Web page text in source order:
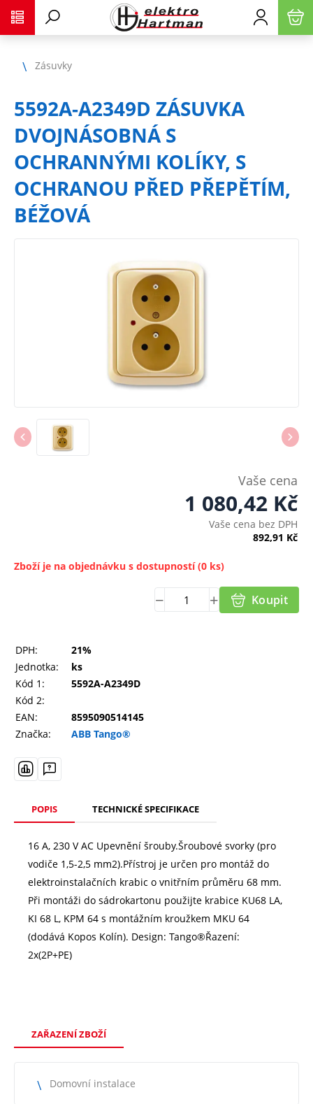
Zásuvky
5592A-A2349D ZÁSUVKA
DVOJNÁSOBNÁ S
OCHRANNÝMI KOLÍKY, S
OCHRANOU PŘED PŘEPĚTÍM,
BÉŽOVÁ
Vaše cena
1 080,42 Kč
Vaše cena bez DPH
892,91 Kč
Zboží je na objednávku s dostupností(0 ks)
Koupit
DPH:
21%
Jednotka:
ks
Kód 1:
5592A-A2349D
Kód 2:
EAN:
8595090514145
Značka:
ABB Tango®
POPIS TECHNICKÉ SPECIFIKACE
16 A, 230 V AC Upevnění šrouby.Šroubové svorky (pro
vodiče 1,5-2,5 mm2).Přístroj je určen pro montáž do
elektroinstalačních krabic o vnitřním průměru 68 mm.
Při montáži do sádrokartonu použijte krabice KU68 LA,
KI 68 L, KPM 64 s montážním kroužkem MKU 64
(dodává Kopos Kolín). Design: Tango®Řazení:
2x(2P+PE)
ZAŘAZENÍ ZBOŽÍ
Domovní instalace